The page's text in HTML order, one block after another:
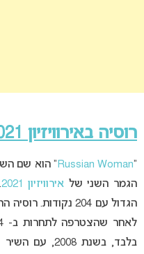
רוסיה באירוויזיון 2021
“
Russian Woman” הוא שם
הגמר השני של אירוויזיון 2021
בלבד, בשנת 2008, עם השיר “